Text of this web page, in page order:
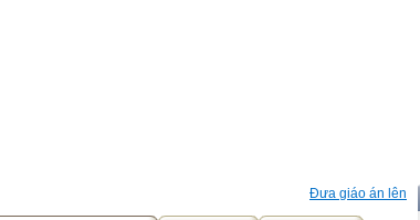
Đưa giáo án lên